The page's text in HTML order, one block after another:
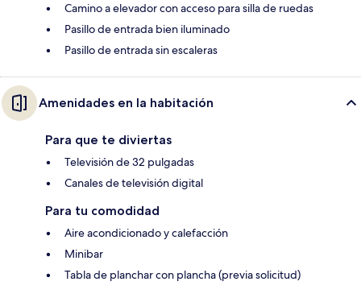
Camino a elevador con acceso para silla de ruedas
Pasillo de entrada bien iluminado
Pasillo de entrada sin escaleras
Amenidades en la habitación
Para que te diviertas
Televisión de 32 pulgadas
Canales de televisión digital
Para tu comodidad
Aire acondicionado y calefacción
Minibar
Tabla de planchar con plancha (previa solicitud)